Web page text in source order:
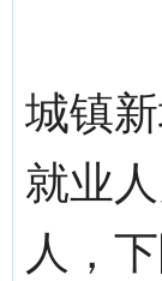
城镇
就业
人，